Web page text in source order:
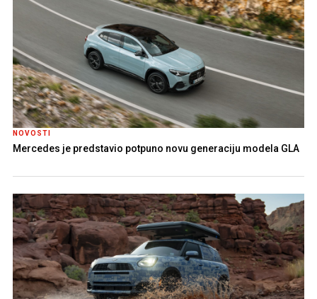
NOVOSTI
Mercedes je predstavio potpuno novu generaciju modela GLA